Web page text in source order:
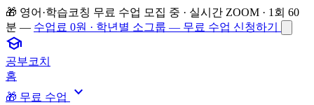
🎁 영어·학습코칭 무료 수업 모집 중 · 실시간 ZOOM · 1회 60
분 — 수업료 0원 · 학년별 소그룹 — 무료 수업 신청하기
school
공부코치
홈
🎁 무료 수업
expand_more